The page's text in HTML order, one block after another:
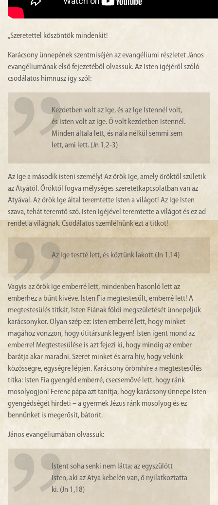
„Szeretettel köszöntök mindenkit!
Karácsony ünnepének szentmiséjén az evangéliumi részletet János
evangéliumának első fejezetéből olvassuk. Az Isten igéjéről szóló
csodálatos himnusz így szól:
Kezdetben volt az Ige, és az Ige Istennél volt,
és Isten volt az Ige. Ő volt kezdetben Istennél.
Minden általa lett, és nála nélkül semmi sem
lett, ami lett. (Jn 1,2-3)
Az Ige a második isteni személy! Az örök Ige, amely öröktől születik
az Atyától. Öröktől fogva mélységes szeretetkapcsolatban van az
Atyával. Az örök Ige által teremtette Isten a világot! Az Ige Isten
szava, tehát teremtő szó. Isten Igéjével teremtette a világot és ez ad
rendet a világnak. Csodálatos szemlélnünk ezt a titkot!
Az Ige testté lett, és köztünk lakott (Jn 1,14)
Vagyis az örök Ige emberré lett, mindenben hasonló lett az
emberhez a bűnt kivéve. Isten Fia megtestesült, emberré lett! A
megtestesülés titkát, Isten Fiának földi megszületését ünnepeljük
karácsonykor. Olyan szép ez: Isten emberré lett, hogy minket
magához vonzzon, hogy útitársunk legyen! Isten igent mond az
emberre! Megtestesülése is azt fejezi ki, hogy mindig az ember
barátja akar maradni. Szeret minket és arra hív, hogy velünk
közösségre, egységre lépjen. Karácsony örömhíre a megtestesülés
titka: Isten Fia gyengéd emberré, csecsemővé lett, hogy ránk
mosolyogjon! Ferenc pápa azt tanítja, hogy karácsony ünnepe Isten
gyengédségét hirdeti – a gyermek Jézus ránk mosolyog és ez
bennünket is megerősít, bátorít.
János evangéliumában olvassuk:
Istent soha senki nem látta: az egyszülött
Isten, aki az Atya kebelén van, ő nyilatkoztatta
ki. (Jn 1,18)